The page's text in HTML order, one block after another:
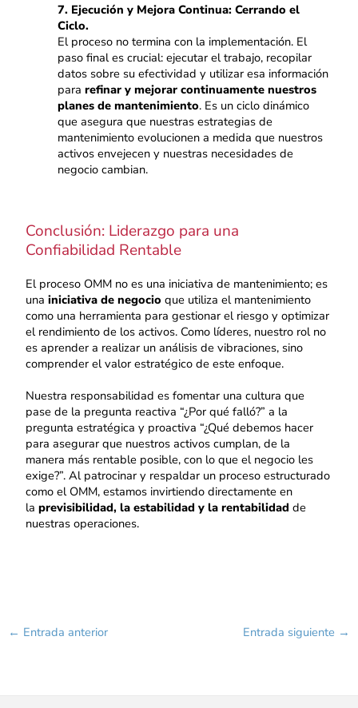
7. Ejecución y Mejora Continua: Cerrando el
Ciclo.
El proceso no termina con la implementación. El
paso final es crucial: ejecutar el trabajo, recopilar
datos sobre su efectividad y utilizar esa información
pararefinar y mejorar continuamente nuestros
planes de mantenimiento. Es un ciclo dinámico
que asegura que nuestras estrategias de
mantenimiento evolucionen a medida que nuestros
activos envejecen y nuestras necesidades de
negocio cambian.
Conclusión: Liderazgo para una
Confiabilidad Rentable
El proceso OMM no es una iniciativa de mantenimiento; es
unainiciativa de negocio que utiliza el mantenimiento
como una herramienta para gestionar el riesgo y optimizar
el rendimiento de los activos. Como líderes, nuestro rol no
es aprender a realizar un análisis de vibraciones, sino
comprender el valor estratégico de este enfoque.
Nuestra responsabilidad es fomentar una cultura que
pase de la pregunta reactiva “¿Por qué falló?” a la
pregunta estratégica y proactiva “¿Qué debemos hacer
para asegurar que nuestros activos cumplan, de la
manera más rentable posible, con lo que el negocio les
exige?”. Al patrocinar y respaldar un proceso estructurado
como el OMM, estamos invirtiendo directamente en
laprevisibilidad, la estabilidad y la rentabilidad de
nuestras operaciones.
← Entrada anterior Entrada siguiente →